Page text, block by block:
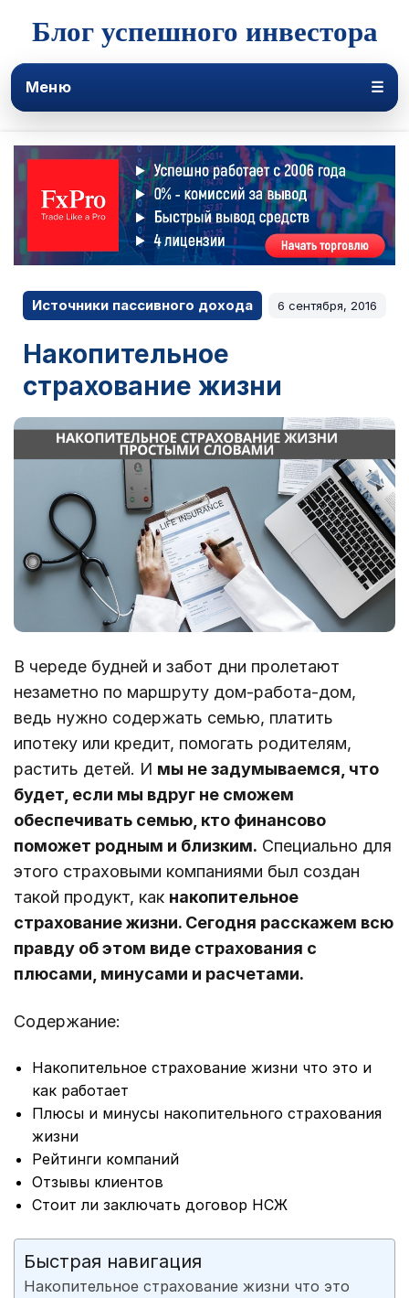
Блог успешного инвестора
Меню ☰
Источники пассивного дохода 6 сентября, 2016
Накопительное
страхование жизни
В череде будней и забот дни пролетают
незаметно по маршруту дом-работа-дом,
ведь нужно содержать семью, платить
ипотеку или кредит, помогать родителям,
растить детей. И мы не задумываемся, что
будет, если мы вдруг не сможем
обеспечивать семью, кто финансово
поможет родным и близким. Специально для
этого страховыми компаниями был создан
такой продукт, как накопительное
страхование жизни. Сегодня расскажем всю
правду об этом виде страхования с
плюсами, минусами и расчетами.
Содержание:
Накопительное страхование жизни что это и
как работает
Плюсы и минусы накопительного страхования
жизни
Рейтинги компаний
Отзывы клиентов
Стоит ли заключать договор НСЖ
Быстрая навигация
Накопительное страхование жизни что это